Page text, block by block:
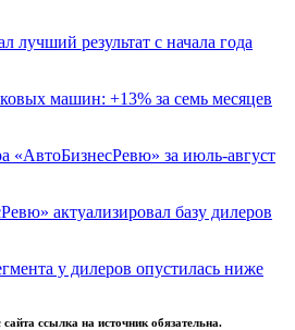
лучший результат с начала года
машин: +13% за семь месяцев
«АвтоБизнесРевю» за июль-август
актуализировал базу дилеров
у дилеров опустилась ниже
ссылка на источник обязательна.